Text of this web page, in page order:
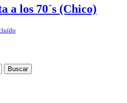
a los 70´s (Chico)